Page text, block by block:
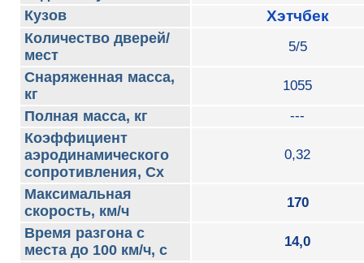
Кузов Хэтчбек
Количество дверей/
мест
5/5
Снаряженная масса,
кг
1055
Полная масса, кг ---
Коэффициент
аэродинамического
сопротивления, Сх
0,32
Максимальная
скорость, км/ч
170
Время разгона с
места до 100 км/ч, с
14,0